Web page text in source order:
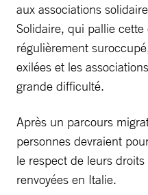
aux associations
Solidaire, qui pallie cette
régulièrement
exilées et les
grande difficulté.
Après un parcours
personnes devraient
le respect de leurs
renvoyées en Italie.